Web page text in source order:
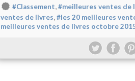
#Classement,#meilleures ventes de
ventes de livres,#les 20 meilleures
meilleures ventes de livres octobre